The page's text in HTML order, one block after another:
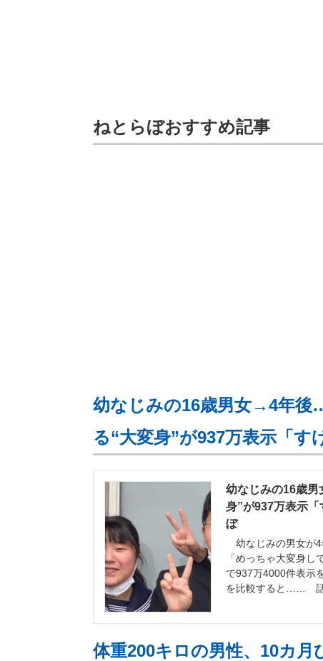
ねとらぼおすすめ記事
幼なじみの16歳男女→4年
る“大変身”が937万表示「す
幼なじみの16歳
身”が937万表示
ぼ
幼なじみの男女が4
「めっちゃ大変身
で937万4000件表示
を比較すると…… 話
体重200キロの男性、10カ